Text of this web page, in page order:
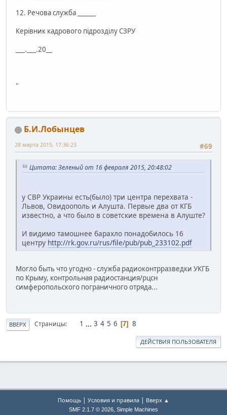
12. Речова служба ______
Керівник кадрового підрозділу СЗРУ
___.___.20__
"
Б.И.Лобынцев
#69
28 марта 2015, 17:36:23
Цитата: Зеленый от 16 февраля 2015, 20:48:02
у СВР Украины есть(было) три центра перехвата -
Львов, Овидоополь и Алушта. Первые два от КГБ
известно, а что было в советские времена в Алуште?
И видимо тамошнее барахло понадобилось 16
центру http://rk.gov.ru/rus/file/pub/pub_233102.pdf
Могло быть что угодно - служба радиоконтрразведки УКГБ
по Крыму, контрольная радиостанция/рцсн
симферопольского пограничного отряда...
ВВЕРХ Страницы 1 ... 3 4 5 6 7 8
ДЕЙСТВИЯ ПОЛЬЗОВАТЕЛЯ
Помощь | Условия и правила | Вверх ▲
SMF 2.1.7 © 2026, Simple Machines